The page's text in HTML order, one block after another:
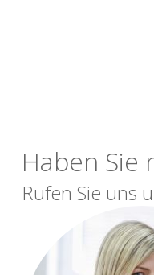
Haben Sie
Rufen Sie uns